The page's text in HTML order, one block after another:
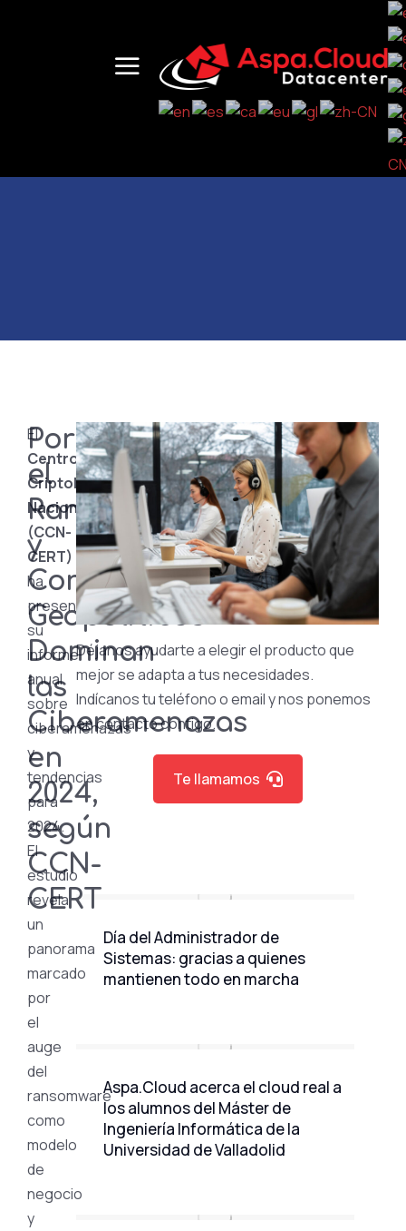
Porqué
el
Ransomware
y
Conflictos
Geopolíticos
Dominan
las
Ciberamenazas
en
2024,
según
CCN-
CERT
El
Centro
Criptológico
Nacional
(CCN-
CERT)
ha
presentado
su
informe
anual
sobre
ciberamenazas
y
tendencias
para
2024.
El
estudio
revela
un
panorama
marcado
por
el
auge
del
ransomware
como
modelo
de
negocio
y
Déjanos ayudarte a elegir el producto que
mejor se adapta a tus necesidades.
Indícanos tu teléfono o email y nos ponemos
en contacto contigo.
Te llamamos
Día del Administrador de
Sistemas: gracias a quienes
mantienen todo en marcha
Aspa.Cloud acerca el cloud real a
los alumnos del Máster de
Ingeniería Informática de la
Universidad de Valladolid